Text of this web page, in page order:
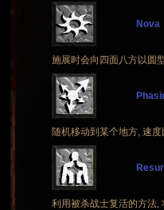
Nova
施展时会向四面八方以圆
随机移动到某个地方, 速
利用被杀战士复活的方法,